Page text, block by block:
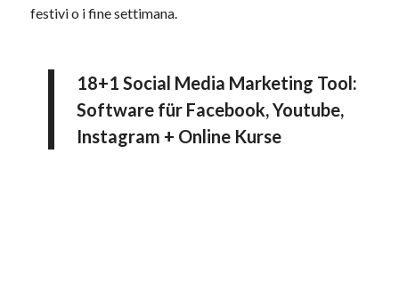
festivi o i fine settimana.
18+1 Social Media Marketing Tool:
Software für Facebook, Youtube,
Instagram + Online Kurse